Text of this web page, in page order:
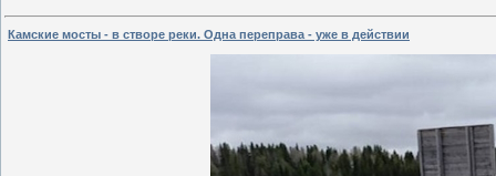
Камские мосты - в створе реки. Одна переправа - уже в действии